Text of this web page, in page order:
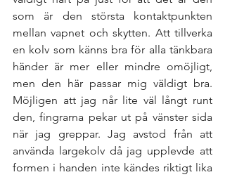
som är den största kontaktpunkten
mellan vapnet och skytten. Att tillverka
en kolv som känns bra för alla tänkbara
händer är mer eller mindre omöjligt,
men den här passar mig väldigt bra.
Möjligen att jag når lite väl långt runt
den, fingrarna pekar ut på vänster sida
när jag greppar. Jag avstod från att
använda largekolv då jag upplevde att
formen i handen inte kändes riktigt lika